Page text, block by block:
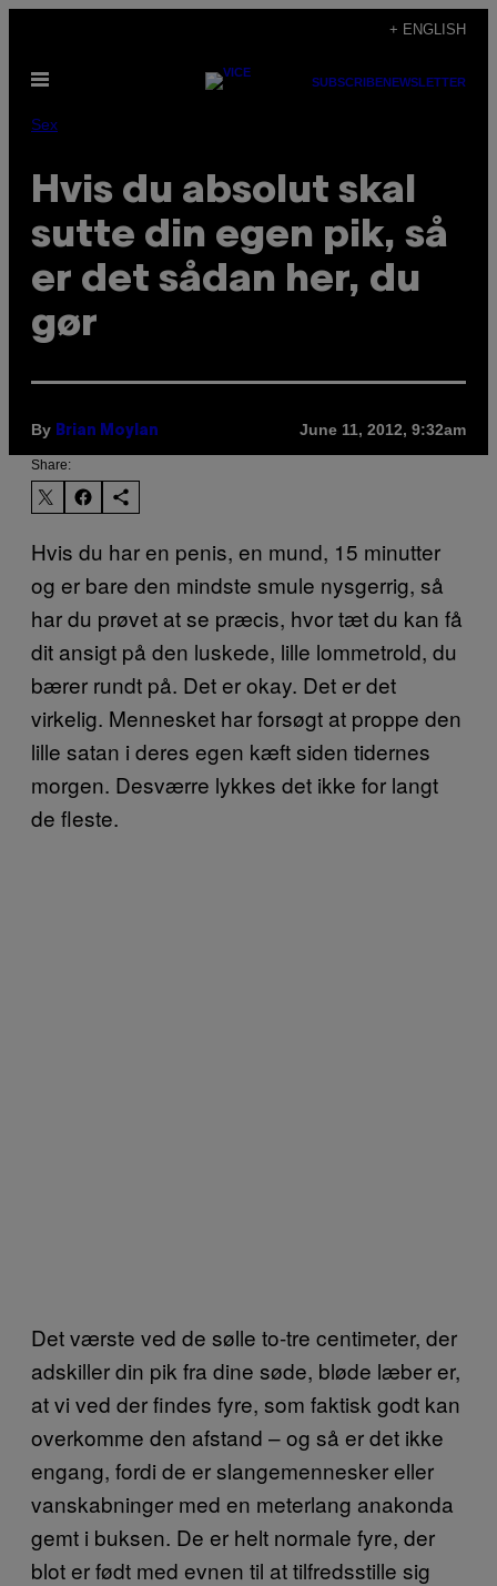
content
+ ENGLISH
Open
SUBSCRIBENEWSLETTER
Sex
Hvis du absolut skal
sutte din egen pik, så
er det sådan her, du
gør
By Brian Moylan June 11, 2012, 9:32am
Share:
Hvis du har en penis, en mund, 15 minutter
og er bare den mindste smule nysgerrig, så
har du prøvet at se præcis, hvor tæt du kan få
dit ansigt på den luskede, lille lommetrold, du
bærer rundt på. Det er okay. Det er det
virkelig. Mennesket har forsøgt at proppe den
lille satan i deres egen kæft siden tidernes
morgen. Desværre lykkes det ikke for langt
de fleste.
Det værste ved de sølle to-tre centimeter, der
adskiller din pik fra dine søde, bløde læber er,
at vi ved der findes fyre, som faktisk godt kan
overkomme den afstand – og så er det ikke
engang, fordi de er slangemennesker eller
vanskabninger med en meterlang anakonda
gemt i buksen. De er helt normale fyre, der
blot er født med evnen til at tilfredsstille sig